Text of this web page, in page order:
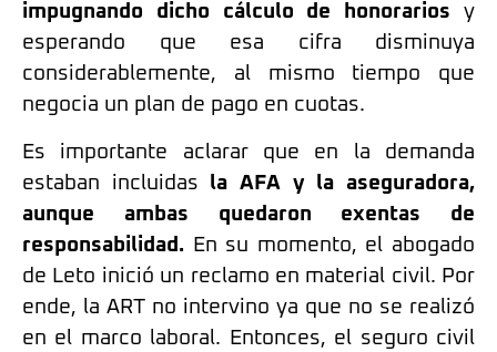
impugnando dicho cálculo de honorarios y
esperando que esa cifra disminuya
considerablemente, al mismo tiempo que
negocia un plan de pago en cuotas.
Es importante aclarar que en la demanda
estaban incluidas la AFA y la aseguradora,
aunque ambas quedaron exentas de
responsabilidad. En su momento, el abogado
de Leto inició un reclamo en material civil. Por
ende, la ART no intervino ya que no se realizó
en el marco laboral. Entonces, el seguro civil